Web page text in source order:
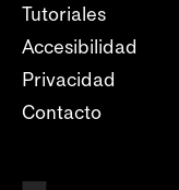
Tutoriales
Accesibilidad
Privacidad
Contacto